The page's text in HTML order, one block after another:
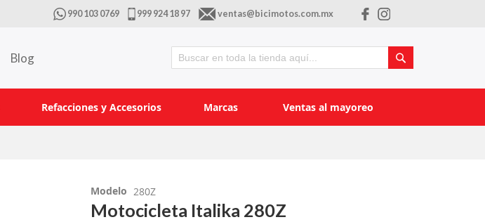
990 103 0769 999 924 18 97 ventas@bicimotos.com.mx
Blog
Buscar
Refacciones y Accesorios Marcas Ventas al mayoreo
Modelo 280Z
Motocicleta Italika 280Z